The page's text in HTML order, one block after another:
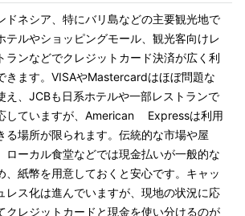
ドネシア、特にバリ島などの主要観光地で
テルやショッピングモール、観光客向けレ
ランなどでクレジットカード決済が広く利
きます。VISAやMastercardはほぼ問題な
え、JCBも日系ホテルや一部レストランで
していますが、American Expressは利用
る場所が限られます。伝統的な市場や屋
ローカル食堂などでは現金払いが一般的な
、紙幣を用意しておくと安心です。キャッ
レス化は進んでいますが、現地の状況に応
クレジットカードと現金を使い分けるのが